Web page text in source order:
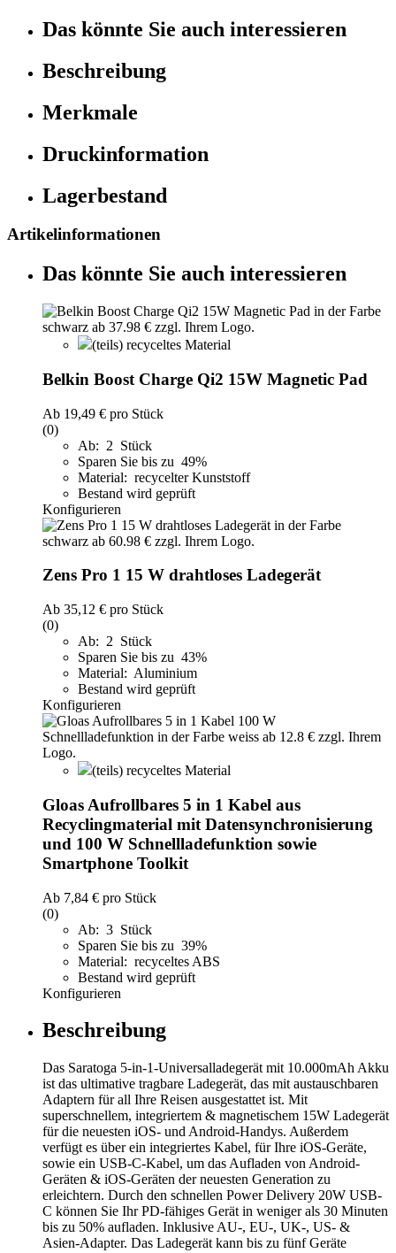
Das könnte Sie auch interessieren
Beschreibung
Merkmale
Druckinformation
Lagerbestand
Artikelinformationen
Das könnte Sie auch interessieren
(teils) recyceltes Material
Belkin Boost Charge Qi2 15W Magnetic Pad
Ab 19,49 € pro Stück
(0)
Ab: 2 Stück
Sparen Sie bis zu 49%
Material: recycelter Kunststoff
Bestand wird geprüft
Konfigurieren
Zens Pro 1 15 W drahtloses Ladegerät
Ab 35,12 € pro Stück
(0)
Ab: 2 Stück
Sparen Sie bis zu 43%
Material: Aluminium
Bestand wird geprüft
Konfigurieren
(teils) recyceltes Material
Gloas Aufrollbares 5 in 1 Kabel aus
Recyclingmaterial mit Datensynchronisierung
und 100 W Schnellladefunktion sowie
Smartphone Toolkit
Ab 7,84 € pro Stück
(0)
Ab: 3 Stück
Sparen Sie bis zu 39%
Material: recyceltes ABS
Bestand wird geprüft
Konfigurieren
Beschreibung
Das Saratoga 5-in-1-Universalladegerät mit 10.000mAh Akku
ist das ultimative tragbare Ladegerät, das mit austauschbaren
Adaptern für all Ihre Reisen ausgestattet ist. Mit
superschnellem, integriertem & magnetischem 15W Ladegerät
für die neuesten iOS- und Android-Handys. Außerdem
verfügt es über ein integriertes Kabel, für Ihre iOS-Geräte,
sowie ein USB-C-Kabel, um das Aufladen von Android-
Geräten & iOS-Geräten der neuesten Generation zu
erleichtern. Durch den schnellen Power Delivery 20W USB-
C können Sie Ihr PD-fähiges Gerät in weniger als 30 Minuten
bis zu 50% aufladen. Inklusive AU-, EU-, UK-, US- &
Asien-Adapter. Das Ladegerät kann bis zu fünf Geräte